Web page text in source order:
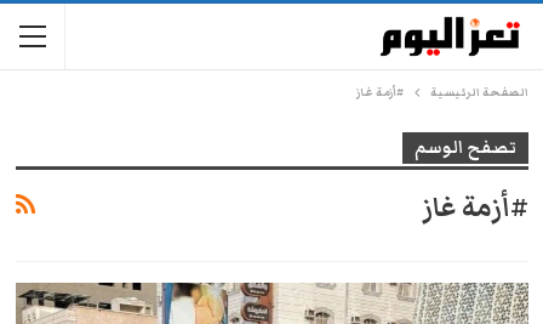
الصفحة الرئيسية #أزمة غاز
تصفح الوسم
#أزمة غاز